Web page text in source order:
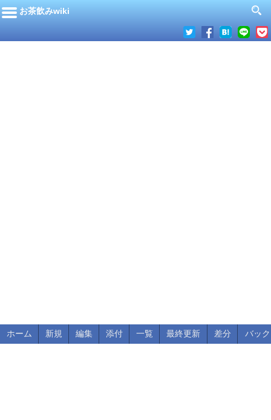
お茶飲みwiki
ホーム 新規 編集 添付 一覧 最終更新 差分 バッ